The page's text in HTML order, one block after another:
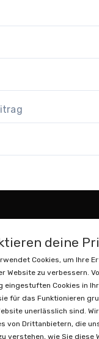
deine
Cookies, um Ihre
Website zu verbessern.
eingestuften Cookies in
für das Funktionieren
unerlässlich sind.
von Drittanbietern, die
verstehen, wie Sie diese